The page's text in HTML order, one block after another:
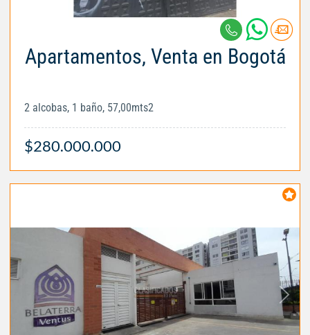
Apartamentos, Venta en Bogotá
2 alcobas, 1 baño, 57,00mts2
$280.000.000